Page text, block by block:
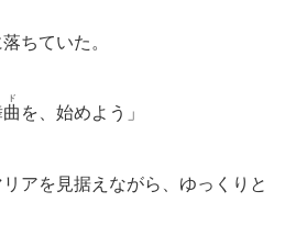
ちていた。
ド
を、始めよう」
リアを見据えながら、ゆっくりと